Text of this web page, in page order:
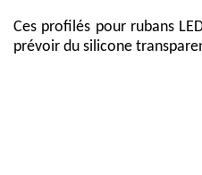
Ces profilés pour rubans
prévoir du silicone